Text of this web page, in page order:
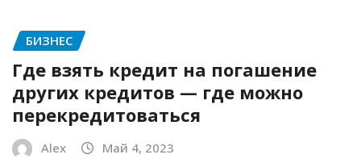
БИЗНЕС
Где взять кредит на погашение
других кредитов — где можно
перекредитоваться
Alex Май 4, 2023